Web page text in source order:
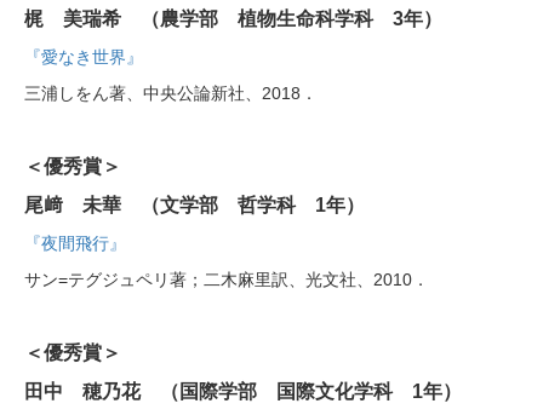
梶 美瑞希 （農学部 植物生命科学科 3年）
『愛なき世界』
三浦しをん著、中央公論新社、2018．
＜優秀賞＞
尾﨑 未華 （文学部 哲学科 1年）
『夜間飛行』
サン=テグジュペリ著；二木麻里訳、光文社、2010．
＜優秀賞＞
田中 穂乃花 （国際学部 国際文化学科 1年）